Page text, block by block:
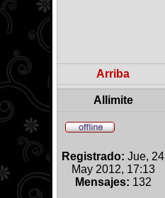
Arriba
Allimite
Registrado: Jue, 24
May 2012, 17:13
Mensajes: 132